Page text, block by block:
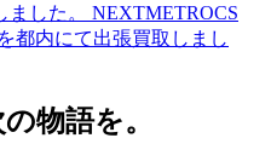
ました。 NEXTMETROCS
都内にて出張買取しまし
物語を。